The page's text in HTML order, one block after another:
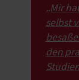
„Mir
selbst
den